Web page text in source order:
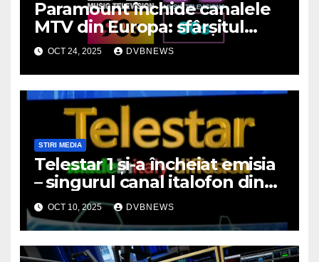
Paramount închide canalele
MTV din Europa: sfârșitul
unei ere muzicale
OCT 24, 2025 DVBNEWS
STIRI MEDIA
Telestar 1 și-a încheiat emisia
– singurul canal italofon din
România a dispărut de pe
micile ecrane
OCT 10, 2025 DVBNEWS